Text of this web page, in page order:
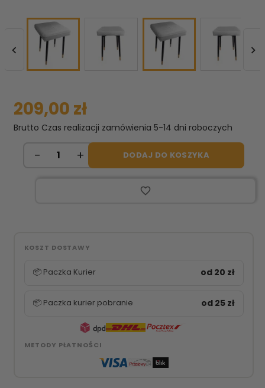
 
209,00 zł
Brutto Czas realizacji zamówienia 5-14 dni roboczych
DODAJ DO KOSZYKA
favorite_border
KOSZT DOSTAWY
📦 Paczka Kurier od 20 zł
📦 Paczka kurier pobranie od 25 zł
METODY PŁATNOŚCI